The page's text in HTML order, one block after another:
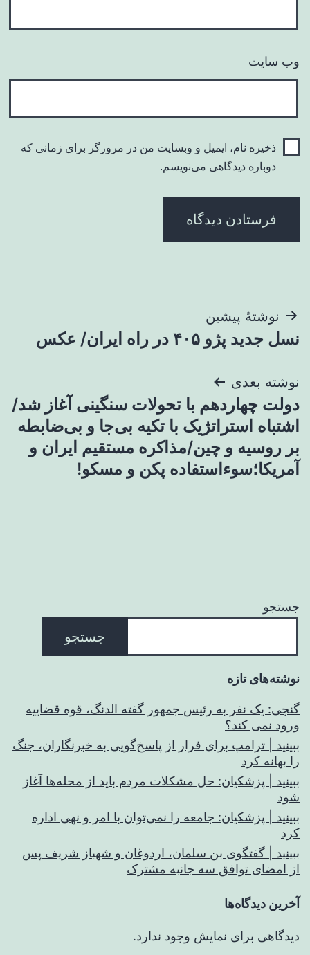
وب‌ سایت
ذخیره نام، ایمیل و وبسایت من در مرورگر برای زمانی که
دوباره دیدگاهی می‌نویسم.
راهبری
نوشته
نوشتهٔ پیشین
نسل جدید پژو ۴۰۵ در راه ایران/ عکس
نوشته بعدی
دولت چهاردهم با تحولات سنگینی آغاز شد/
اشتباه استراتژیک با تکیه بی‌جا و بی‌ضابطه
بر روسیه و چین/مذاکره مستقیم ایران و
آمریکا؛سوءاستفاده پکن و مسکو!
جستجو
جستجو
نوشته‌های تازه
گنجی: یک نفر به رئیس جمهور گفته الدنگ، قوه قضاییه
ورود نمی کند؟
ببینید | ترامپ برای فرار از پاسخ‌گویی به خبرنگاران، جنگ
را بهانه کرد
ببینید | پزشکیان: حل مشکلات مردم باید از محله‌ها آغاز
شود
ببینید | پزشکیان: جامعه را نمی‌توان با امر و نهی اداره
کرد
ببینید | گفتگوی بن سلمان، اردوغان و شهباز شریف پس
از امضای توافق سه جانبه مشترک
آخرین دیدگاه‌ها
دیدگاهی برای نمایش وجود ندارد.